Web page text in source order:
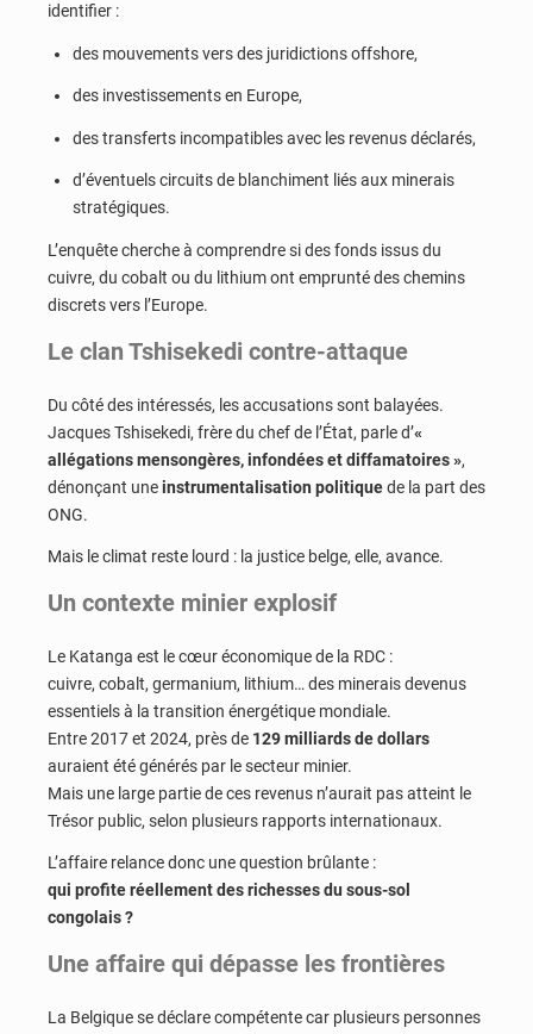
identifier :
des mouvements vers des juridictions offshore,
des investissements en Europe,
des transferts incompatibles avec les revenus déclarés,
d’éventuels circuits de blanchiment liés aux minerais
stratégiques.
L’enquête cherche à comprendre si des fonds issus du
cuivre, du cobalt ou du lithium ont emprunté des chemins
discrets vers l’Europe.
Le clan Tshisekedi contre-attaque
Du côté des intéressés, les accusations sont balayées.
Jacques Tshisekedi, frère du chef de l’État, parle d’«
allégations mensongères, infondées et diffamatoires »,
dénonçant uneinstrumentalisation politiquede la part des
ONG.
Mais le climat reste lourd : la justice belge, elle, avance.
Un contexte minier explosif
Le Katanga est le cœur économique de la RDC :
cuivre, cobalt, germanium, lithium… des minerais devenus
essentiels à la transition énergétique mondiale.
Entre 2017 et 2024, près de 129 milliards de dollars
auraient été générés par le secteur minier.
Mais une large partie de ces revenus n’aurait pas atteint le
Trésor public, selon plusieurs rapports internationaux.
L’affaire relance donc une question brûlante :
qui profite réellement des richesses du sous-sol
congolais ?
Une affaire qui dépasse les frontières
La Belgique se déclare compétente car plusieurs personnes